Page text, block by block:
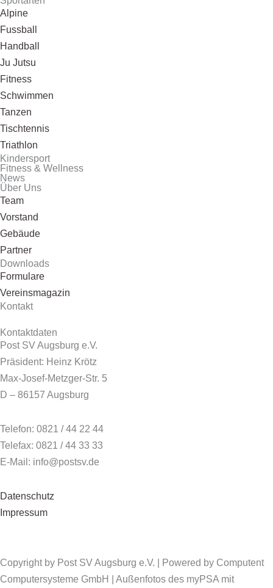
Alpine
Fussball
Handball
Ju Jutsu
Fitness
Schwimmen
Tanzen
Tischtennis
Triathlon
Kindersport
Fitness & Wellness
News
Über Uns
Team
Vorstand
Gebäude
Partner
Downloads
Formulare
Vereinsmagazin
Kontakt
Kontaktdaten
Post SV Augsburg e.V.
Präsident: Heinz Krötz
Max-Josef-Metzger-Str. 5
D – 86157 Augsburg
Telefon: 0821 / 44 22 44
Telefax: 0821 / 44 33 33
E-Mail: info@postsv.de
Datenschutz
Impressum
Copyright by Post SV Augsburg e.V. | Powered by Computent
Computersysteme GmbH | Außenfotos des myPSA mit